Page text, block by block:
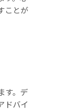
ことが
す。デ
ドバイ